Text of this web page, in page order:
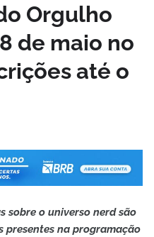
Orgulho
de maio no
até o
sobre o universo nerd são
presentes na programação